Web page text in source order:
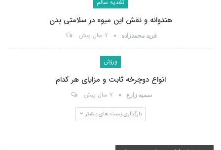
تغذیه سالم
هندوانه و نقش این میوه در سلامتی بدن
فرید محمدزاده 7 سال پیش
ورزش
انواع دوچرخه ثابت و مزایای هر کدام
سمیه زارع 7 سال پیش
بارگذاری پست های بیشتر